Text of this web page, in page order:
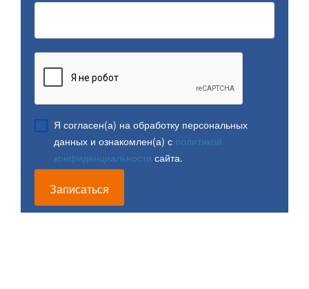
Я согласен(а) на обработку персональных
данных и ознакомлен(а) с политикой
конфиденциальности сайта.
Записаться